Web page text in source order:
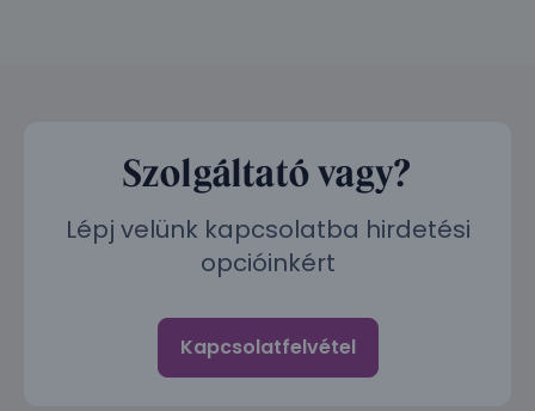
Szolgáltató vagy?
Lépj velünk kapcsolatba hirdetési
opcióinkért
Kapcsolatfelvétel